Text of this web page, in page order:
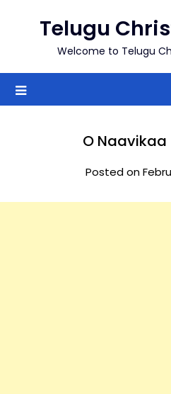
Telugu
Welcome to Telugu
O
Posted on